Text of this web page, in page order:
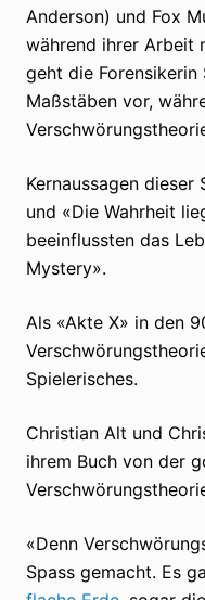
Anderson) und Fox
während ihrer Arbeit
geht die
Maßstäben vor,
Kernaussagen dieser
und «Die Wahrheit
beeinflussten das
Mystery».
Als «Akte X» in den
Spielerisches.
Christian Alt und
ihrem Buch von der
«Denn
Spass gemacht. Es